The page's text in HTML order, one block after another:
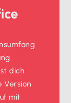
dich
Version
mit